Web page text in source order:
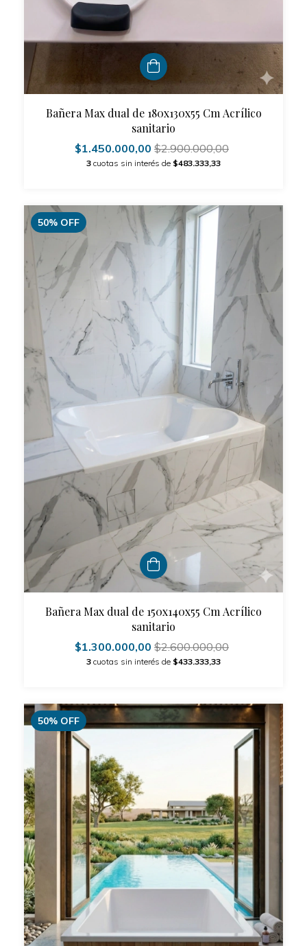
Bañera Max dual de 180x130x55 Cm Acrílico
sanitario
$1.450.000,00 $2.900.000,00
3 cuotas sin interés de $483.333,33
50% OFF
Bañera Max dual de 150x140x55 Cm Acrílico
sanitario
$1.300.000,00 $2.600.000,00
3 cuotas sin interés de $433.333,33
50% OFF